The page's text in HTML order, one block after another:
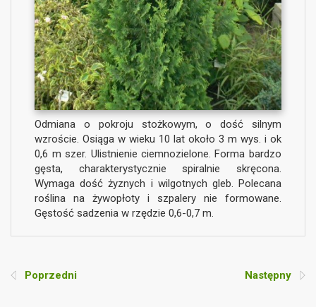
Odmiana o pokroju stożkowym, o dość silnym
wzroście. Osiąga w wieku 10 lat około 3 m wys. i ok
0,6 m szer. Ulistnienie ciemnozielone. Forma bardzo
gęsta, charakterystycznie spiralnie skręcona.
Wymaga dość żyznych i wilgotnych gleb. Polecana
roślina na żywopłoty i szpalery nie formowane.
Gęstość sadzenia w rzędzie 0,6-0,7 m.
Poprzedni Następny